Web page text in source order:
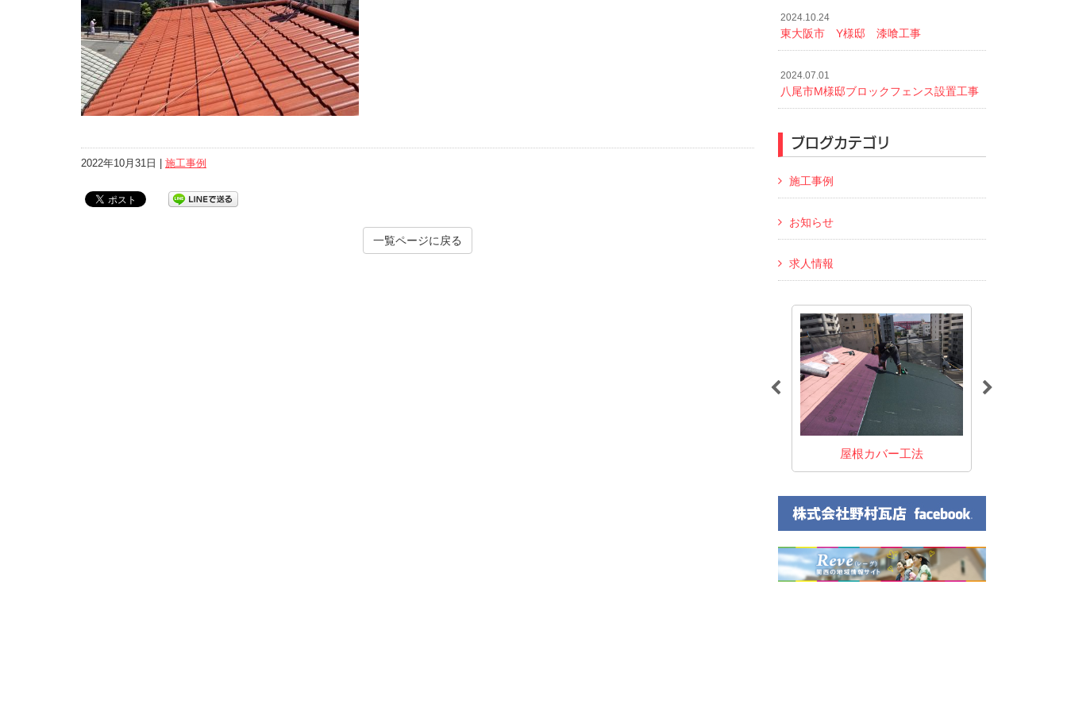
2022年10月31日 | 施工事例
一覧ページに戻る
2024.10.24
東大阪市 Y様邸 漆喰工事
2024.07.01
八尾市M様邸ブロックフェンス設置工事
ブログカテゴリ
施工事例
お知らせ
求人情報
屋根カバー工法